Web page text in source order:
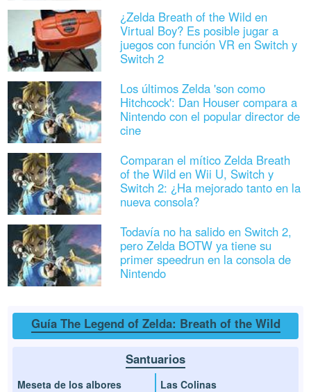
¿Zelda Breath of the Wild en
Virtual Boy? Es posible jugar a
juegos con función VR en Switch y
Switch 2
Los últimos Zelda 'son como
Hitchcock': Dan Houser compara a
Nintendo con el popular director de
cine
Comparan el mítico Zelda Breath
of the Wild en Wii U, Switch y
Switch 2: ¿Ha mejorado tanto en la
nueva consola?
Todavía no ha salido en Switch 2,
pero Zelda BOTW ya tiene su
primer speedrun en la consola de
Nintendo
Guía The Legend of Zelda: Breath of the Wild
Santuarios
Meseta de los albores
Las Colinas